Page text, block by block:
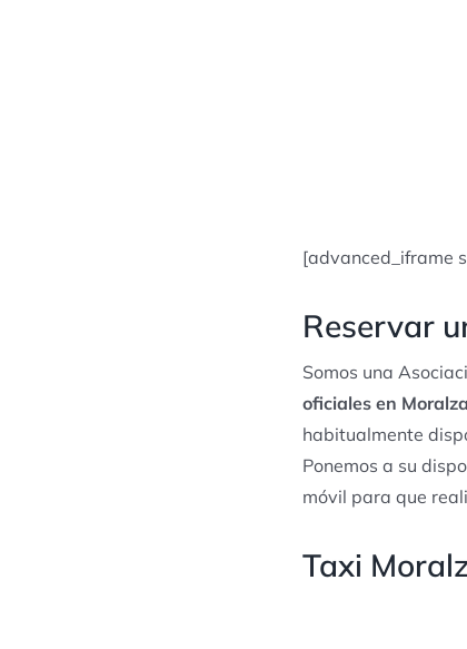
[advanced_iframe
Reservar
Somos una
oficiales en
habitualmente
Ponemos a su
móvil para que
Taxi